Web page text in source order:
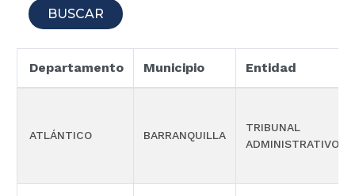
BUSCAR
Departamento Municipio Entidad
ATLÁNTICO BARRANQUILLA
TRIBUNAL
ADMINISTRATIVO